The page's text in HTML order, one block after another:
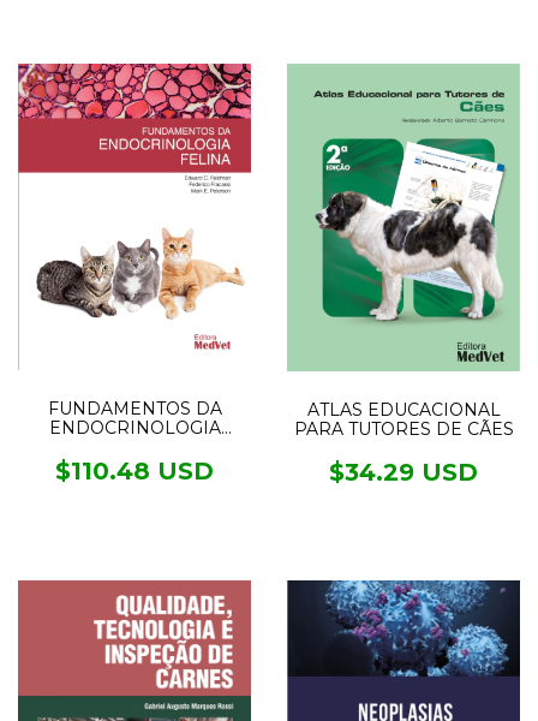
FUNDAMENTOS DA
ENDOCRINOLOGIA
$110.48 USD
ATLAS EDUCACIONAL
PARA TUTORES DE CÃES
$34.29 USD